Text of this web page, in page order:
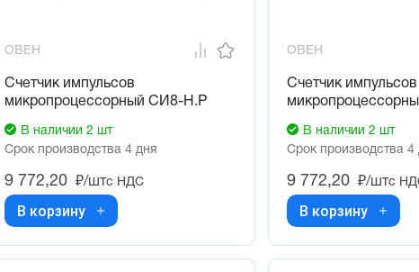
ОВЕН
Счетчик импульсов
микропроцессорный СИ8-Н.Р
В наличии 2 шт
Срок производства 4 дня
9 772,20 ₽/штс НДС
В корзину
ОВЕН
Счетчик импульсов
В наличии 2 шт
Срок производства 4
9 772,20 ₽/штс
В корзину